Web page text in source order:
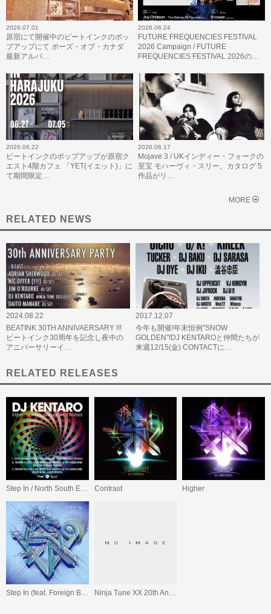
2026.07.01
原宿にて開催中のビートインクのポッ
プアップにて ボーズ・オブ・カナダ
最新アルバ…
2026.06.24
FUTURE FREQUENCIES FESTIVAL
2026 Campaign / FUTURE
FREQUENCIES FESTIVAL 2026の…
2026.06.22
ビートインクのポップアップが原宿ク
エスト4階カフェ 「YET(イエット)」に
て期間限定…
2026.06.17
Mojave 3 / UKインディー・フォークの
至宝 モハーヴィ・スリー。カタログ 5
作品がリ…
MORE
RELATED NEWS
2024.08.22
BEATINK 30TH ANNIVAERSARY !!!
ビートインク30周年を記念し夜中の
アニバーサリーイ…
2017.12.07
今年も開催!年末恒例"SNOW
GOLDEN"!DJ KENTAROと仲間たちが
来週12/15(金) CONTACTに…
RELATED RELEASES
Step In / North South East West (Remixes) Contrast Higher
Step In (feat. Foreign Beggars) Ninja Tune XX 20th Anniversary Japan Edition - Coldcut vs DJ Kentaro